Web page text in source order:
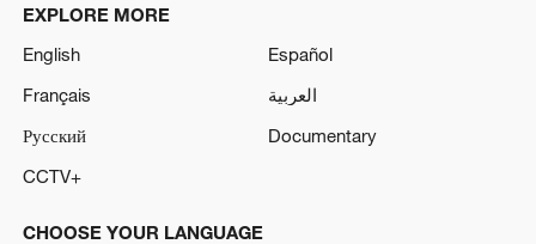
EXPLORE MORE
English
Español
Français
العربية
Русский
Documentary
CCTV+
CHOOSE YOUR LANGUAGE